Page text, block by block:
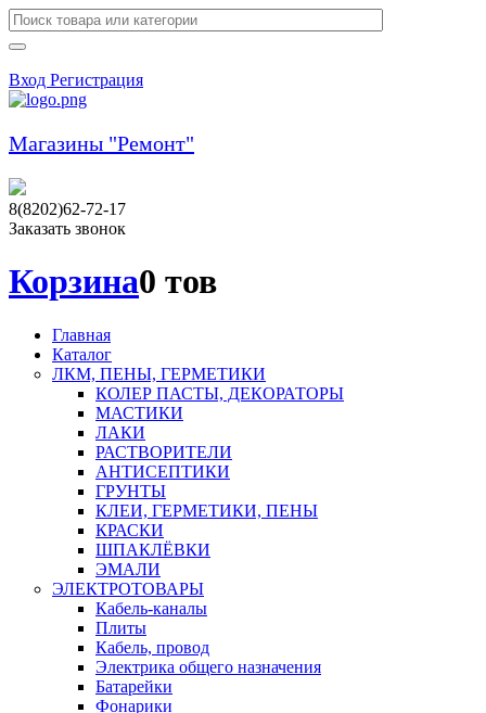
Вход Регистрация
Магазины "Ремонт"
8(8202)62-72-17
Заказать звонок
Корзина0 тов
Главная
Каталог
ЛКМ, ПЕНЫ, ГЕРМЕТИКИ
КОЛЕР ПАСТЫ, ДЕКОРАТОРЫ
МАСТИКИ
ЛАКИ
РАСТВОРИТЕЛИ
АНТИСЕПТИКИ
ГРУНТЫ
КЛЕИ, ГЕРМЕТИКИ, ПЕНЫ
КРАСКИ
ШПАКЛЁВКИ
ЭМАЛИ
ЭЛЕКТРОТОВАРЫ
Кабель-каналы
Плиты
Кабель, провод
Электрика общего назначения
Батарейки
Фонарики